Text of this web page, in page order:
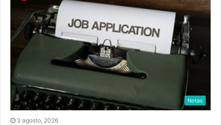
Notas
3 agosto, 2026